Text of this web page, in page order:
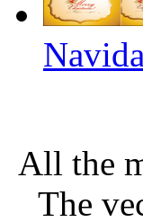
All the
The